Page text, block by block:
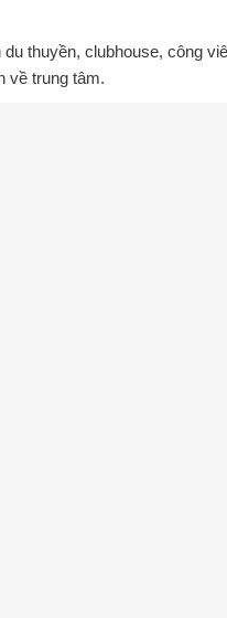
thuyền, clubhouse, công
về trung tâm.